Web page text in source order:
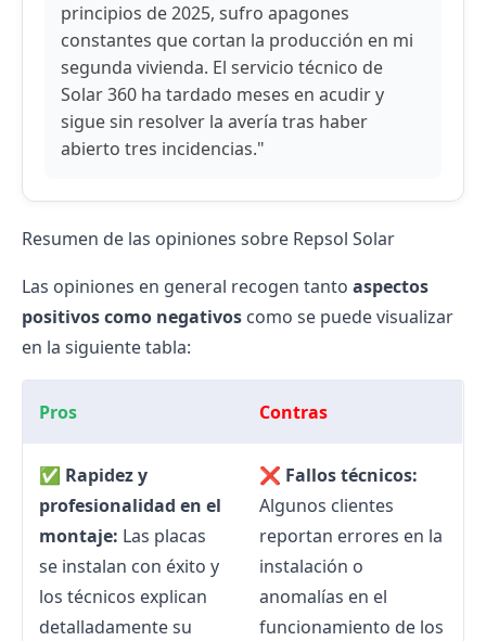
principios de 2025, sufro apagones
constantes que cortan la producción en mi
segunda vivienda. El servicio técnico de
Solar 360 ha tardado meses en acudir y
sigue sin resolver la avería tras haber
abierto tres incidencias."
Resumen de las opiniones sobre Repsol Solar
Las opiniones en general recogen tanto aspectos
positivos como negativos como se puede visualizar
en la siguiente tabla:
Pros Contras
✅ Rapidez y
profesionalidad en el
montaje: Las placas
se instalan con éxito y
los técnicos explican
detalladamente su
❌ Fallos técnicos:
Algunos clientes
reportan errores en la
instalación o
anomalías en el
funcionamiento de los